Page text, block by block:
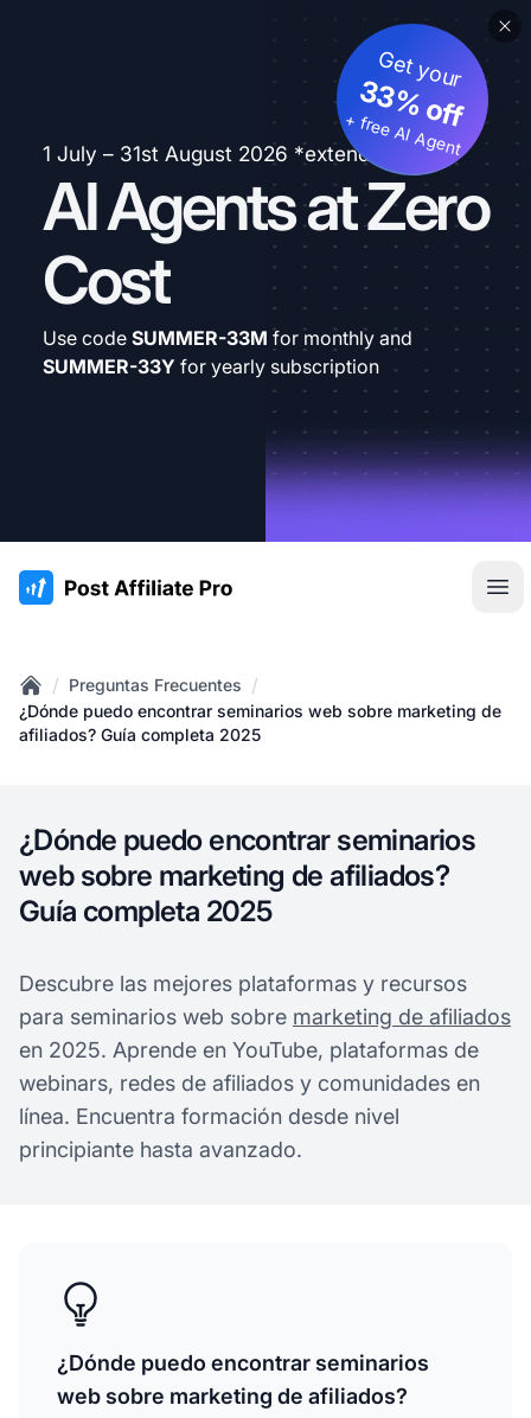
1 July – 31st August 2026 *extended
AI Agents at Zero
Cost
Get your
33% off
+ free AI Agent
Use code SUMMER-33M for monthly and
SUMMER-33Y for yearly subscription
:site.title
Home
/ Preguntas Frecuentes /
¿Dónde puedo encontrar seminarios web sobre marketing de
afiliados? Guía completa 2025
¿Dónde puedo encontrar seminarios
web sobre marketing de afiliados?
Guía completa 2025
Descubre las mejores plataformas y recursos
para seminarios web sobre marketing de afiliados
en 2025. Aprende en YouTube, plataformas de
webinars, redes de afiliados y comunidades en
línea. Encuentra formación desde nivel
principiante hasta avanzado.
¿Dónde puedo encontrar seminarios
web sobre marketing de afiliados?